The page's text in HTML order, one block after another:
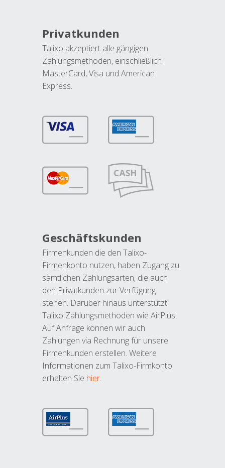
Privatkunden
Talixo akzeptiert alle gängigen
Zahlungsmethoden, einschließlich
MasterCard, Visa und American
Express.
Geschäftskunden
Firmenkunden die den Talixo-
Firmenkonto nutzen, haben Zugang zu
sämtlichen Zahlungsarten, die auch
den Privatkunden zur Verfügung
stehen. Darüber hinaus unterstützt
Talixo Zahlungsmethoden wie AirPlus.
Auf Anfrage können wir auch
Zahlungen via Rechnung für unsere
Firmenkunden erstellen. Weitere
Informationen zum Talixo-Firmkonto
erhalten Sie hier.